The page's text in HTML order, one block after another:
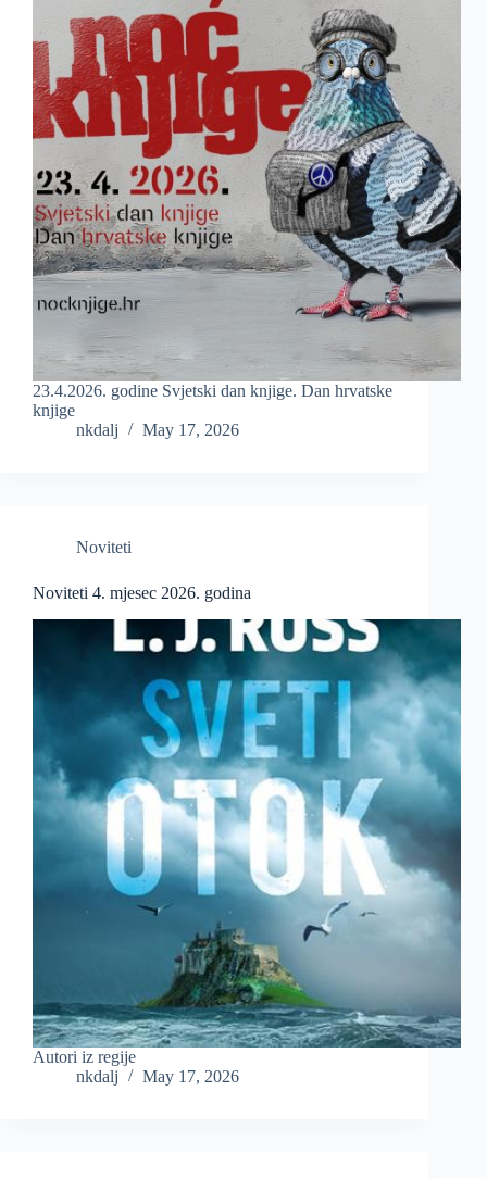
23.4.2026. godine Svjetski dan knjige. Dan hrvatske
knjige
nkdalj
May 17, 2026
Noviteti
Noviteti 4. mjesec 2026. godina
Autori iz regije
nkdalj
May 17, 2026